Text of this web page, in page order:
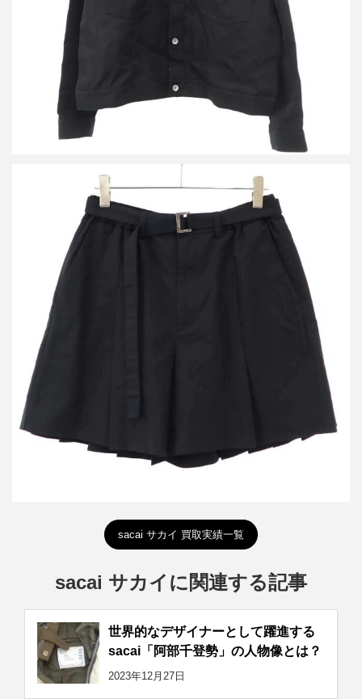
サカイ 24SS Suiting Shorts ベルテッドワイドショートパンツ 24-
sacai サカイ 買取実績一覧
sacai サカイに関連する記事
世界的なデザイナーとして躍進する
sacai「阿部千登勢」の人物像とは？
2023年12月27日